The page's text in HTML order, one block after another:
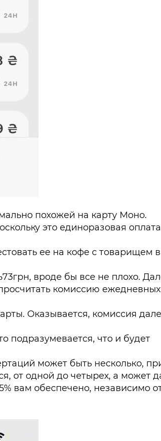
похожей на карту Моно.
это единоразовая
ее на кофе с товарищем в
вроде бы все не плохо.
комиссию ежедневных
Оказывается, комиссия
подразумевается, что и будет
может быть несколько,
от одной до четырех, а может
вам обеспечено, независимо